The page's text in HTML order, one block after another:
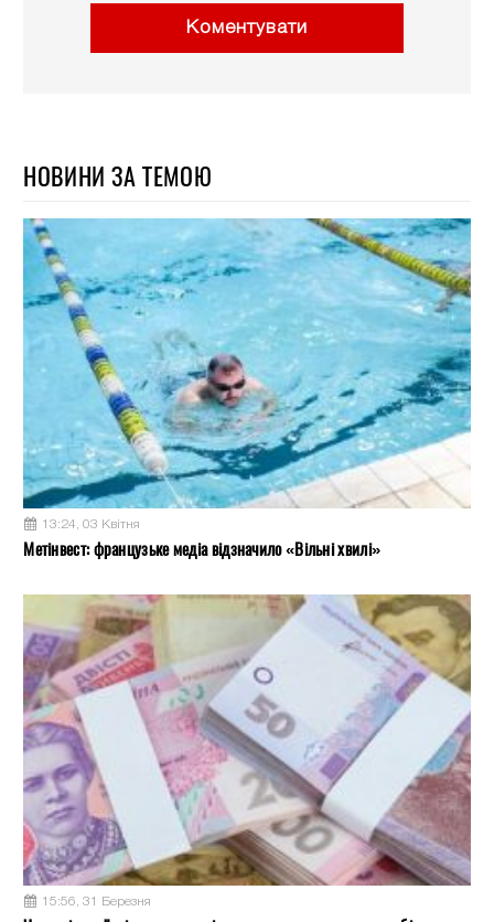
Коментувати
НОВИНИ ЗА ТЕМОЮ
13:24, 03 Квітня
Метінвест: французьке медіа відзначило «Вільні хвилі»
15:56, 31 Березня